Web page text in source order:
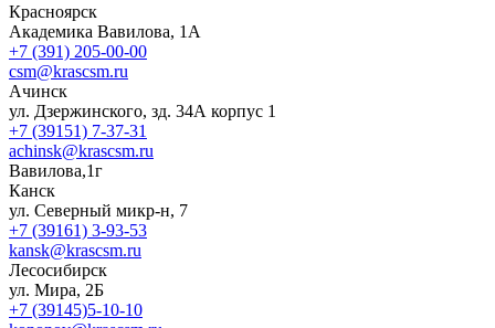
Красноярск
Академика Вавилова, 1А
+7 (391) 205-00-00
csm@krascsm.ru
Ачинск
ул. Дзержинского, зд. 34А корпус 1
+7 (39151) 7-37-31
achinsk@krascsm.ru
Вавилова,1г
Канск
ул. Северный микр-н, 7
+7 (39161) 3-93-53
kansk@krascsm.ru
Лесосибирск
ул. Мира, 2Б
+7 (39145)5-10-10